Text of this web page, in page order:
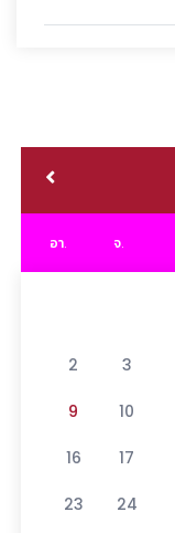
อา. จ.
2 3
9 10
16 17
23 24